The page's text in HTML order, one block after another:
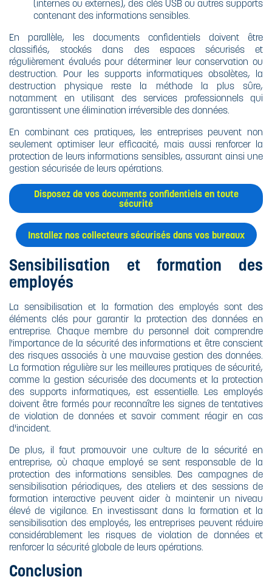
(internes ou externes), des clés USB ou autres supports
contenant des informations sensibles.
En parallèle, les documents confidentiels doivent être
classifiés, stockés dans des espaces sécurisés et
régulièrement évalués pour déterminer leur conservation ou
destruction. Pour les supports informatiques obsolètes, la
destruction physique reste la méthode la plus sûre,
notamment en utilisant des services professionnels qui
garantissent une élimination irréversible des données.
En combinant ces pratiques, les entreprises peuvent non
seulement optimiser leur efficacité, mais aussi renforcer la
protection de leurs informations sensibles, assurant ainsi une
gestion sécurisée de leurs opérations.
Disposez de vos documents confidentiels en toute
sécurité
Installez nos collecteurs sécurisés dans vos bureaux
Sensibilisation et formation des
employés
La sensibilisation et la formation des employés sont des
éléments clés pour garantir la protection des données en
entreprise. Chaque membre du personnel doit comprendre
l'importance de la sécurité des informations et être conscient
des risques associés à une mauvaise gestion des données.
La formation régulière sur les meilleures pratiques de sécurité,
comme la gestion sécurisée des documents et la protection
des supports informatiques, est essentielle. Les employés
doivent être formés pour reconnaître les signes de tentatives
de violation de données et savoir comment réagir en cas
d'incident.
De plus, il faut promouvoir une culture de la sécurité en
entreprise, où chaque employé se sent responsable de la
protection des informations sensibles. Des campagnes de
sensibilisation périodiques, des ateliers et des sessions de
formation interactive peuvent aider à maintenir un niveau
élevé de vigilance. En investissant dans la formation et la
sensibilisation des employés, les entreprises peuvent réduire
considérablement les risques de violation de données et
renforcer la sécurité globale de leurs opérations.
Conclusion